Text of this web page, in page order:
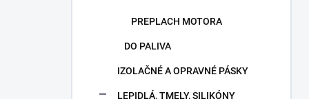
PREPLACH MOTORA
DO PALIVA
IZOLAČNÉ A OPRAVNÉ PÁSKY
LEPIDLÁ, TMELY, SILIKÓNY